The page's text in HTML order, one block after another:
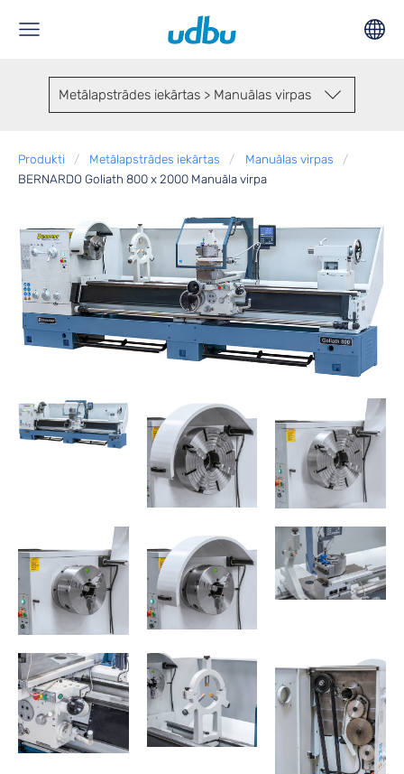
Metālapstrādes iekārtas > Manuālas virpas
Produkti Metālapstrādes iekārtas
Manuālas virpas
BERNARDO Goliath 800 x 2000 Manuāla virpa